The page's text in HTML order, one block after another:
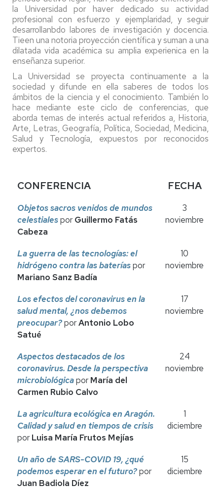
la Universidad por haver dedicado su actividad
profesional con esfuerzo y ejemplaridad, y seguir
desarrollanbdo labores de investigación y docencia.
Tieen una notoria proyección científica y suman a una
dilatada vida académica su amplia experienica en la
enseñanza superior.
La Universidad se proyecta continuamente a la
sociedad y difunde en ella saberes de todos los
ámbitos de la ciencia y el conocimiento. También lo
hace mediante este ciclo de conferencias, que
aborda temas de interés actual referidos a, Historia,
Arte, Letras, Geografía, Política, Sociedad, Medicina,
Salud y Tecnología, expuestos por reconocidos
expertos.
CONFERENCIA FECHA
Objetos sacros venidos de mundos
celestialespor Guillermo Fatás
Cabeza
3
noviembre
La guerra de las tecnologías: el
hidrógeno contra las bateríaspor
Mariano Sanz Badía
10
noviembre
Los efectos del coronavirus en la
salud mental, ¿nos debemos
preocupar?porAntonio Lobo
Satué
17
noviembre
Aspectos destacados de los
coronavirus. Desde la perspectiva
microbiológicapor María del
Carmen Rubio Calvo
24
noviembre
La agricultura ecológica en Aragón.
Calidad y salud en tiempos de crisis
por Luisa María Frutos Mejías
1
diciembre
Un año de SARS-COVID 19, ¿qué
podemos esperar en el futuro?por
Juan Badiola Díez
15
diciembre